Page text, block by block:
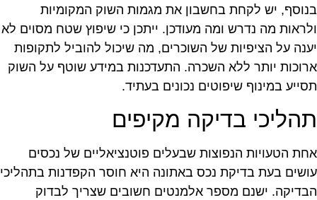
יש לקחת בחשבון את מגמות השוק המקומיות
מה נדרש ומה מעודכן. ייתכן כי שיפוץ שטח מסוים לא
על הציפיות של השוכרים, מה שיכול להוביל לתקופות
יותר ללא השכרה. התעדכנות במידע שוטף על השוק
במינוף שיפוטים נכונים בעתיד.
בדיקה מקיפים
הטעויות הנפוצות שבעלים פוטנציאליים של נכסים
בעת בדיקת נכס באתונה היא חוסר הקפדנות בתהליכי
ישנם מספר אלמנטים חשובים שצריך לבדוק